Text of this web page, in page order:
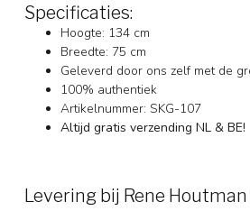
Specificaties:
Hoogte: 134 cm
Breedte: 75 cm
Geleverd door ons zelf met de
100% authentiek
Artikelnummer: SKG-107
Altijd gratis verzending NL & BE!
Levering bij Rene